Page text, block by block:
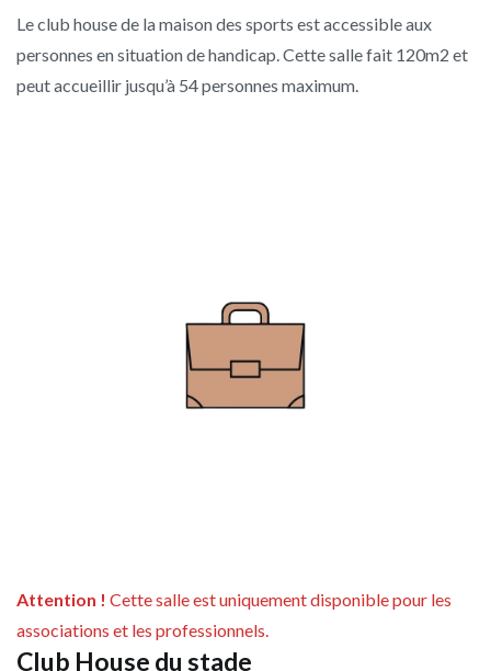
Le club house de la maison des sports est accessible aux
personnes en situation de handicap. Cette salle fait 120m2 et
peut accueillir jusqu’à 54 personnes maximum.
Attention ! Cette salle est uniquement disponible pour les
associations et les professionnels.
Club House du stade